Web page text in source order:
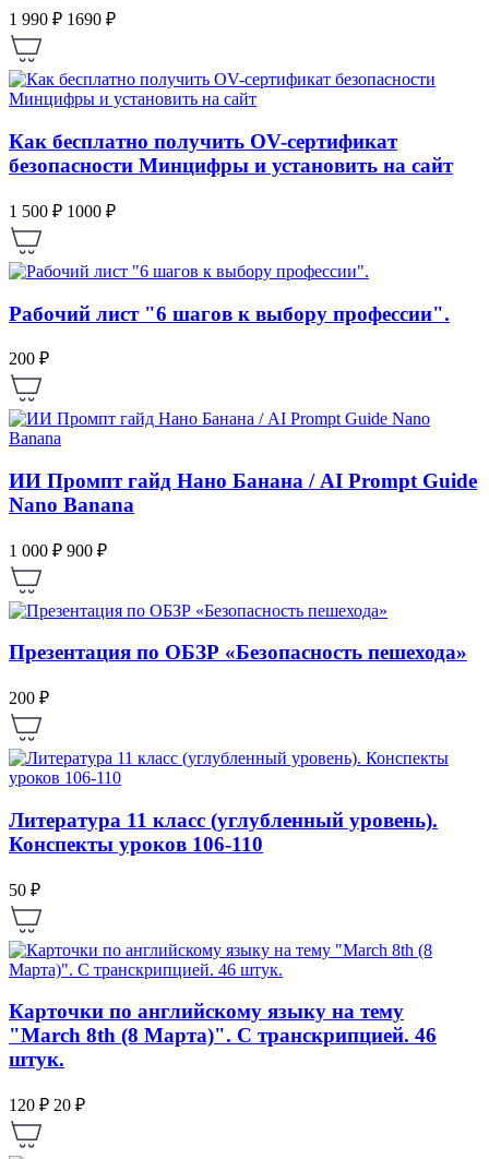
1 990 ₽ 1690 ₽
Как бесплатно получить OV-сертификат
безопасности Минцифры и установить на сайт
1 500 ₽ 1000 ₽
Рабочий лист "6 шагов к выбору профессии".
200 ₽
ИИ Промпт гайд Нано Банана / AI Prompt Guide
Nano Banana
1 000 ₽ 900 ₽
Презентация по ОБЗР «Безопасность пешехода»
200 ₽
Литература 11 класс (углубленный уровень).
Конспекты уроков 106-110
50 ₽
Карточки по английскому языку на тему
"March 8th (8 Марта)". С транскрипцией. 46
штук.
120 ₽ 20 ₽